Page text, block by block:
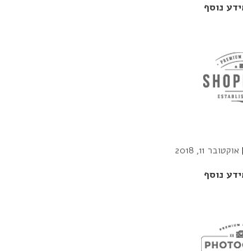
נוסף
אוקטובר 11, 2018
נוסף